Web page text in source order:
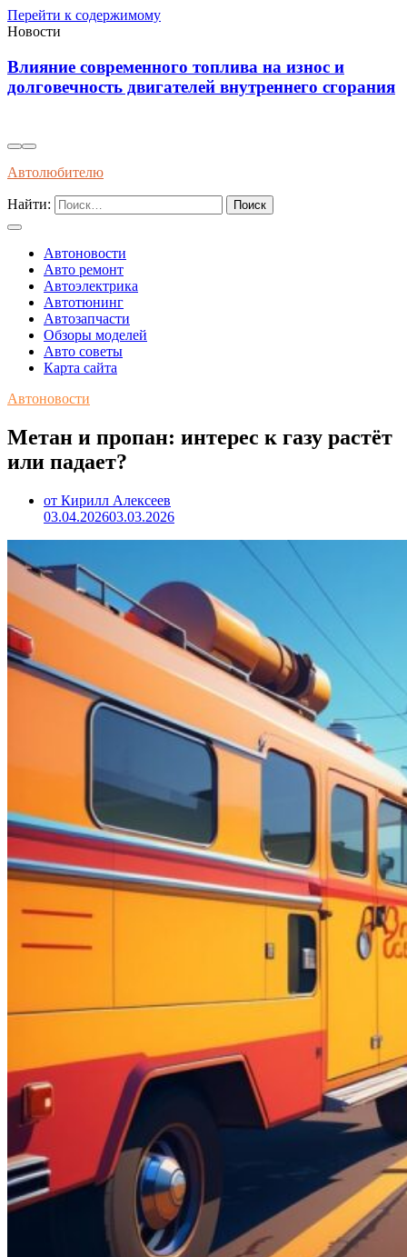
Перейти к содержимому
Новости
Диагностика износостойкости тормозных
колодок через вибрационные и температурные
Автолюбителю
Найти:
Автоновости
Авто ремонт
Автоэлектрика
Автотюнинг
Автозапчасти
Обзоры моделей
Авто советы
Карта сайта
Автоновости
Метан и пропан: интерес к газу растёт
или падает?
от Кирилл Алексеев
03.04.202603.03.2026